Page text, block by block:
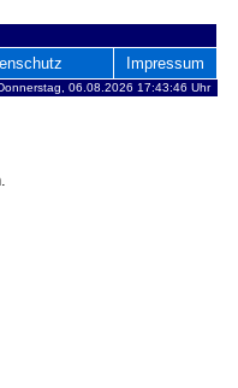
Impressum
06.08.2026 17:43:46 Uhr